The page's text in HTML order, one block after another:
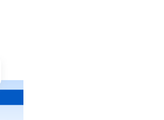
in contanti e altri mezzi di